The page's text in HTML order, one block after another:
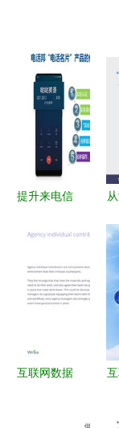
提升来电信
证、号码标
记与泰迪熊
中的核心价
互联网数据